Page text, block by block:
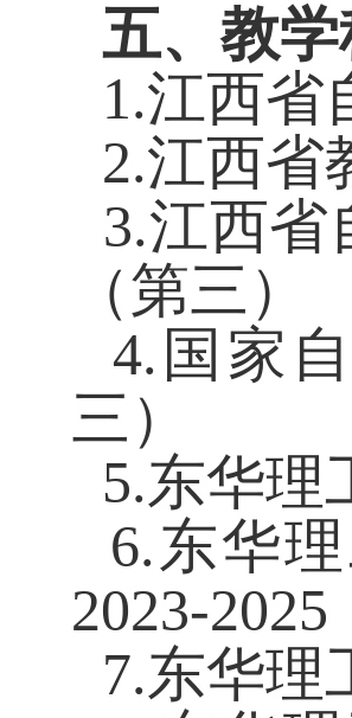
五、教
1.江西省
2.江西省
3.江西
（第三）
4.国家
三）
5.东华理
6.东华
2023-2025
7.东华理